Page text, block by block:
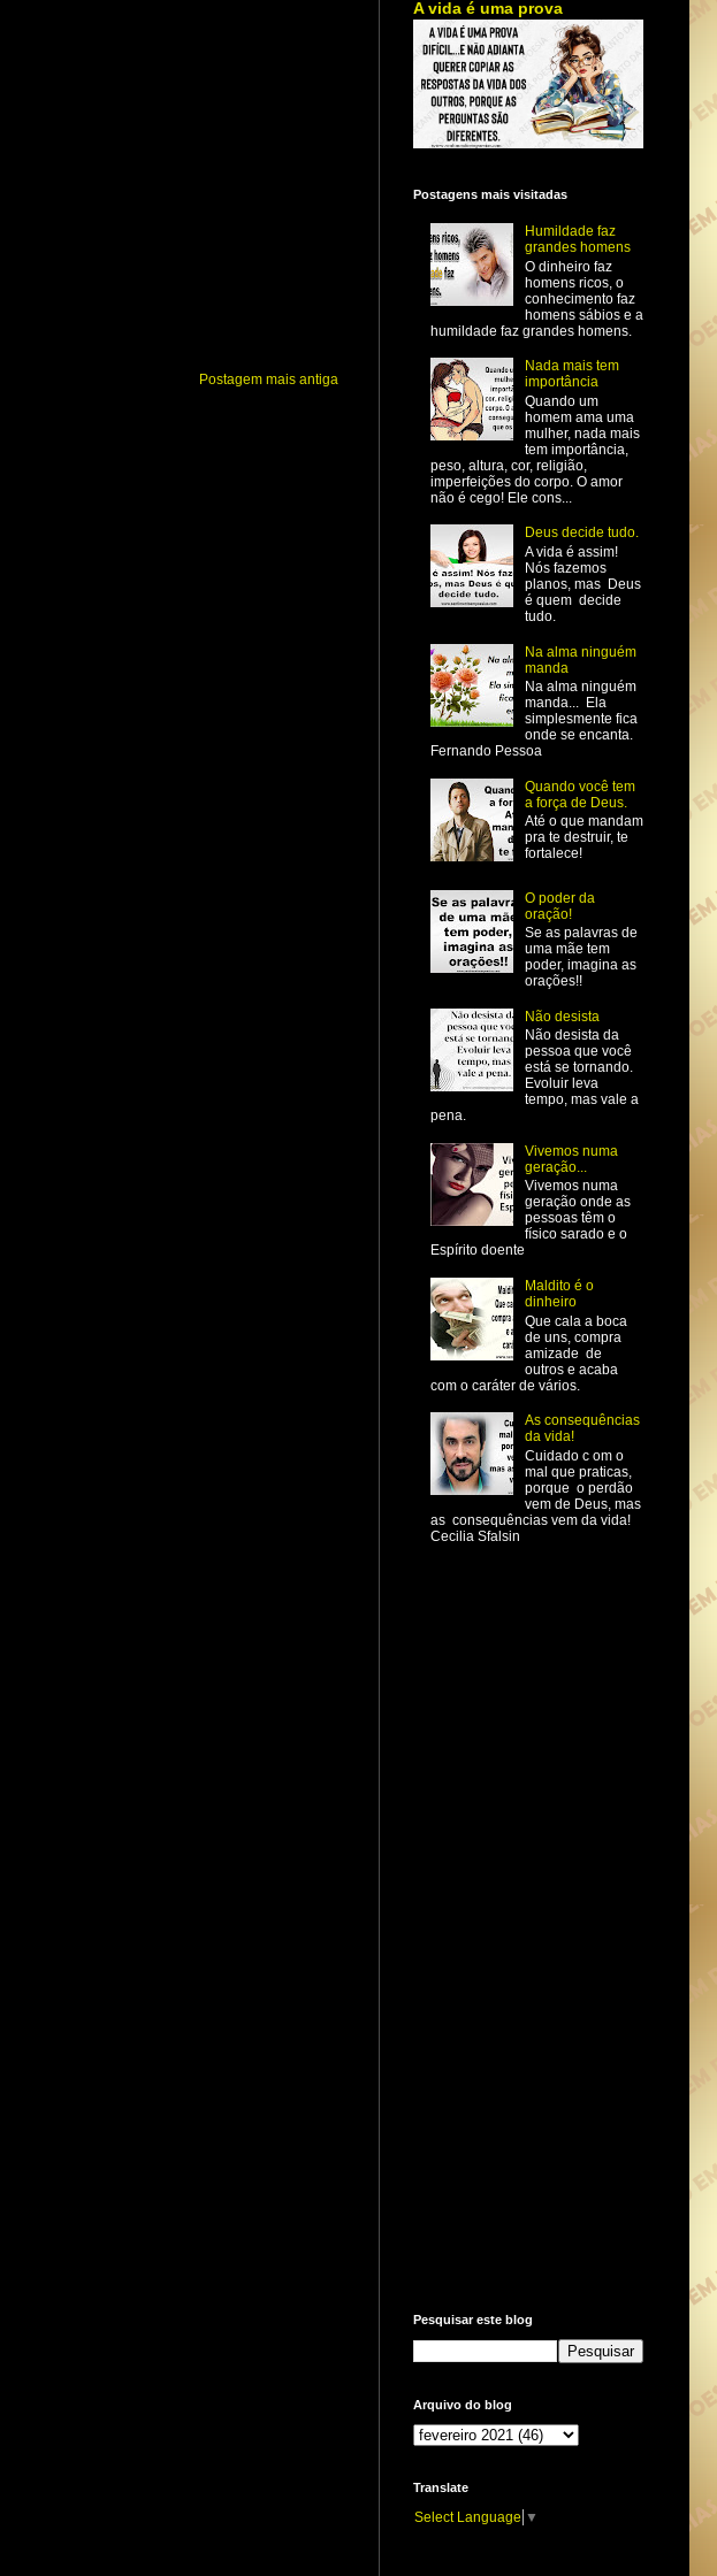
Postagem mais antiga
A vida é uma prova
Postagens mais visitadas
Humildade faz
grandes homens
O dinheiro faz
homens ricos, o
conhecimento faz
homens sábios e a
humildade faz grandes homens.
Nada mais tem
importância
Quando um
homem ama uma
mulher, nada mais
tem importância,
peso, altura, cor, religião,
imperfeições do corpo. O amor
não é cego! Ele cons...
Deus decide tudo.
A vida é assim!
Nós fazemos
planos, mas Deus
é quem decide
tudo.
Na alma ninguém
manda
Na alma ninguém
manda... Ela
simplesmente fica
onde se encanta.
Fernando Pessoa
Quando você tem
a força de Deus.
Até o que mandam
pra te destruir, te
fortalece!
O poder da
oração!
Se as palavras de
uma mãe tem
poder, imagina as
orações!!
Não desista
Não desista da
pessoa que você
está se tornando.
Evoluir leva
tempo, mas vale a
pena.
Vivemos numa
geração...
Vivemos numa
geração onde as
pessoas têm o
físico sarado e o
Espírito doente
Maldito é o
dinheiro
Que cala a boca
de uns, compra
amizade de
outros e acaba
com o caráter de vários.
As consequências
da vida!
Cuidado c om o
mal que praticas,
porque o perdão
vem de Deus, mas
as consequências vem da vida!
Cecilia Sfalsin
Pesquisar este blog
Arquivo do blog
Translate
Select Language ▼